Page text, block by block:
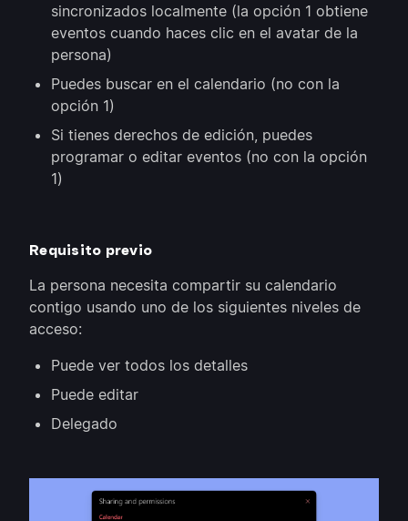
sincronizados localmente (la opción 1 obtiene
eventos cuando haces clic en el avatar de la
persona)
Puedes buscar en el calendario (no con la
opción 1)
Si tienes derechos de edición, puedes
programar o editar eventos (no con la opción
1)
Requisito previo
La persona necesita compartir su calendario
contigo usando uno de los siguientes niveles de
acceso:
Puede ver todos los detalles
Puede editar
Delegado